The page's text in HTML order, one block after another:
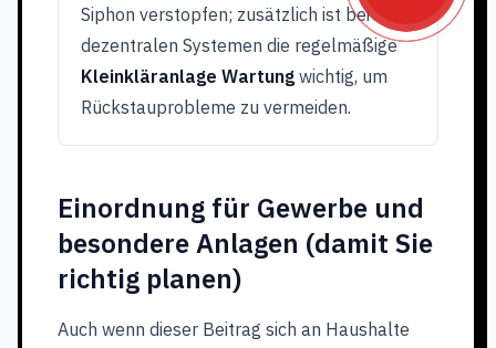
Siphon verstopfen; zusätzlich ist bei
dezentralen Systemen die regelmäßige
Kleinkläranlage Wartung wichtig, um
Rückstauprobleme zu vermeiden.
Einordnung für Gewerbe und
besondere Anlagen (damit Sie
richtig planen)
Auch wenn dieser Beitrag sich an Haushalte